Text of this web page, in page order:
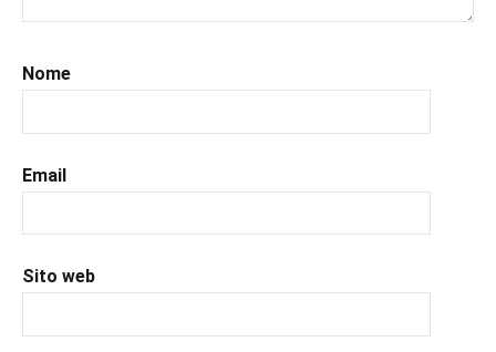
#romancestorico
#romantic,
#uncuoretrailibri
Nome
Email
Sito web